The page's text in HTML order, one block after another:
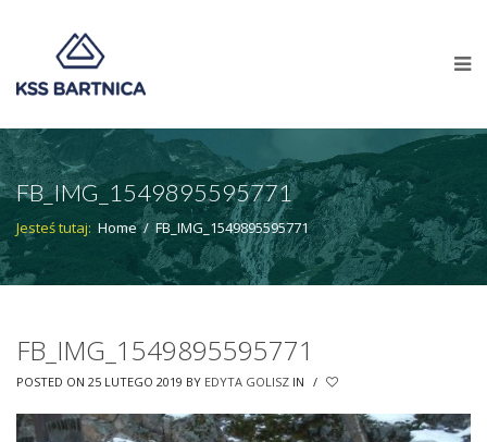
FB_IMG_1549895595771
Jesteś tutaj: Home / FB_IMG_1549895595771
FB_IMG_1549895595771
POSTED ON 25 LUTEGO 2019 BY EDYTA GOLISZ IN /